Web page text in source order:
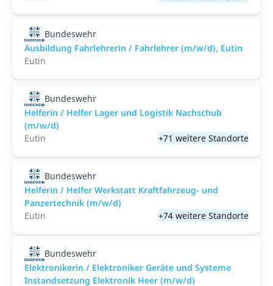
Bundeswehr
Ausbildung Fahrlehrerin / Fahrlehrer (m/w/d), Eutin
Eutin
Bundeswehr
Helferin / Helfer Lager und Logistik Nachschub
(m/w/d)
Eutin
+71 weitere Standorte
Bundeswehr
Helferin / Helfer Werkstatt Kraftfahrzeug- und
Panzertechnik (m/w/d)
Eutin
+74 weitere Standorte
Bundeswehr
Elektronikerin / Elektroniker Geräte und Systeme
Instandsetzung Elektronik Heer (m/w/d)